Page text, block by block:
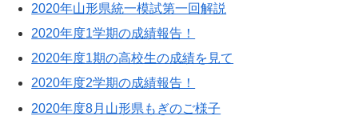
2020年山形県統一模試第一回解説
2020年度1学期の成績報告！
2020年度1期の高校生の成績を見て
2020年度2学期の成績報告！
2020年度8月山形県もぎのご様子